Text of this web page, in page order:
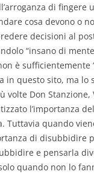
di fingere
cosa devono o
decisioni al
“insano di
è sufficientemente
in questo sito, ma lo
volte Don Stanzione,
l’importanza
Tuttavia quando
di disubbidire
e pensarla
quando non lo